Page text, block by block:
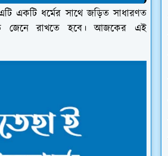
একটি ধর্মের সাথে জড়িত সাধারণত
জেনে রাখতে হবে। আজকের এই